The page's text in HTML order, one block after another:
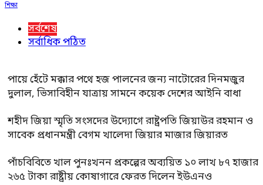
শিক্ষা
সর্বশেষ
সর্বাধিক পঠিত
পায়ে হেঁটে মক্কার পথে হজ পালনের জন্য নাটোরের দিনমজুর
দুলাল, ভিসাবিহীন যাত্রায় সামনে কয়েক দেশের আইনি বাধা
শহীদ জিয়া স্মৃতি সংসদের উদ্যোগে রাষ্ট্রপতি জিয়াউর রহমান ও
সাবেক প্রধানমন্ত্রী বেগম খালেদা জিয়ার মাজার জিয়ারত
পাঁচবিবিতে খাল পুনঃখনন প্রকল্পের অব্যয়িত ১০ লাখ ৮৭ হাজার
২৬৫ টাকা রাষ্ট্রীয় কোষাগারে ফেরত দিলেন ইউএনও